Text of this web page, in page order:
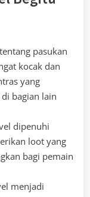
pasukan
kocak dan
yang
bagian lain
dipenuhi
loot yang
bagi pemain
menjadi